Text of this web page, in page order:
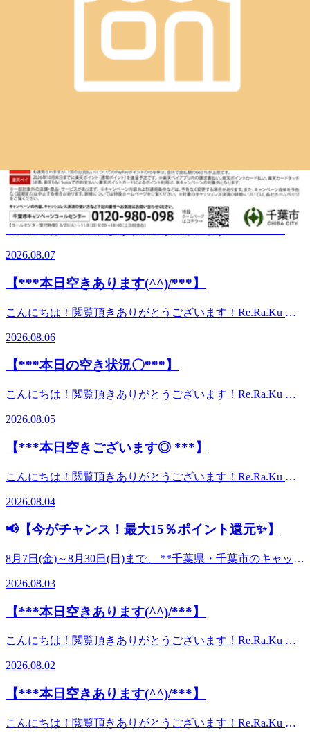
WEB予約する
043-306-1282
最近のブログ
***】本日は11：00～20：00までご予約に空きがございます
◎お疲れの溜まっている方はお休みの間にしっかりと身体を
ほぐすのがおすすめです(^^♪皆様のご来店をお待ちしており
ます(*^^*)【明日の空き状況】11：00～20：00までご案内可
能です♪【出勤スタッフ】窪田・大森・井・香遠です(^^)v引
き続き、お客様の生活に寄り添った健康管理サービスを提供
(*'ω'*) LINE＠ お友達登録募集中(^^)/
ID:@ate0122i**********************************『マッサ
ージより気持ちいい♪』肩甲骨ストレッチ＆ボディケア×コ
歩8分**京成千葉中央駅徒歩5分**千葉モノレール葭川公園駅
20：20）土・日・祝 11：00-20：00（最終受付19：20）【店
6384**********************************#千葉 #千葉中央 #
剥がし #骨盤 #ボディケア #フットケア #ヘッドスパ #メンズ
#三井ガーデンホテル #ミラマーレ #ダイワロイネットホテル
#ホテルサンシティ#ホテルルートイン #東横イン #ベッセル
記でお困りの方にオススメです。#疲れが抜けない #ストレ
ス #だるさ #倦怠感 #不眠#肩コリ #首コリ #目 の疲れ #腰痛 #
2026.08.08
【***本日の空き状況***】
こんにちは！閲覧頂きありがとうございます！Re.Ra.Ku 千
は11：00～21：00まで空き枠ございます皆様のご来店をお待
ちしております(*^^*)【明日の空き状況】11：00～20：00ま
でご案内可能です♪【出勤スタッフ】窪田・大森・井・香遠
ービスを提供して参ります。皆様のご来店、心よりお待ちし
ております！(*'ω'*) LINE＠ お友達登録募集中(^^)/
ID:@ate0122i**********************************『マッサ
ージより気持ちいい♪』肩甲骨ストレッチ＆ボディケア×コ
ミュニケーション*** Re.Ra.Ku千葉中央店 ****ＪＲ千葉駅徒
歩8分**京成千葉中央駅徒歩5分**千葉モノレール葭川公園駅
20：20）土・日・祝 11：00-20：00（最終受付19：20）【店
6384**********************************#千葉 #千葉中央 #
剥がし #骨盤 #ボディケア #フットケア #ヘッドスパ #メンズ
#ホテルサンシティ#ホテルルートイン #東横イン #ベッセル
イン #ホテルリブマックス #銀座商店街#千葉銀行中央支店下
記でお困りの方にオススメです。#疲れが抜けない #ストレ
ス #だるさ #倦怠感 #不眠#肩コリ #首コリ #目 の疲れ #腰痛 #
姿勢 が気になる#足 #冷え #むくみ etc,,,
2026.08.07
【***本日空きあります(^^)/***】
こんにちは！閲覧頂きありがとうございます！Re.Ra.Ku 千
***】本日は11：00～19：00まで予約状況に空きがございま
すので、お身体がお疲れの方は是非ご利用ください。皆様の
ご来店をお待ちしております(*^^*)【明日の空き状況】11：
です(^^)v引き続き、お客様の生活に寄り添った健康管理サ
ービスを提供して参ります。皆様のご来店、心よりお待ちし
ID:@ate0122i**********************************『マッサ
ージより気持ちいい♪』肩甲骨ストレッチ＆ボディケア×コ
ミュニケーション*** Re.Ra.Ku千葉中央店 ****ＪＲ千葉駅徒
徒歩３分*【営業時間】月～金 11：00-21：00（最終受付
舗TEL】043-306-1282【予約専用】042-679-
葭川公園 #マッサージ より気持ちいい #ストレッチ#肩甲骨
#三井ガーデンホテル #ミラマーレ #ダイワロイネットホテル
#ホテルサンシティ#ホテルルートイン #東横イン #ベッセル
イン #ホテルリブマックス #銀座商店街#千葉銀行中央支店下
記でお困りの方にオススメです。#疲れが抜けない #ストレ
ス #だるさ #倦怠感 #不眠#肩コリ #首コリ #目 の疲れ #腰痛 #
姿勢 が気になる#足 #冷え #むくみ etc,,,
2026.08.06
【***本日の空き状況〇***】
こんにちは！閲覧頂きありがとうございます！Re.Ra.Ku 千
日は12：30～19：00まで空き枠ございます。皆様のご来店を
お待ちしております(*^^*)【明日の空き状況】11：00～19：
30までご案内可能です♪【出勤スタッフ】大森・井です
けましたら、フォトギャラリーにて施術の流れやコースの魅
力を載せております。是非ご覧ください(*´ω｀)引き続き、
お客様の生活に寄り添った健康管理サービスを提供して参り
ます。ご来店の際には、下記クーポンをご利用下さい！皆様
のご来店、心よりお待ちしております！(*'ω'*) LINE＠ お友
達登録募集中(^^)/
ージより気持ちいい♪』肩甲骨ストレッチ＆ボディケア×コ
歩8分**京成千葉中央駅徒歩5分**千葉モノレール葭川公園駅
20：20）土・日・祝 11：00-20：00（最終受付19：20）【店
6384**********************************#千葉 #千葉中央 #
葭川公園 #マッサージ より気持ちいい #ストレッチ#肩甲骨
剥がし #骨盤 #ボディケア #フットケア #ヘッドスパ #メンズ
#ホテルサンシティ#ホテルルートイン #東横イン #ベッセル
2026.08.05
【***本日空きございます◎ ***】
こんにちは！閲覧頂きありがとうございます！Re.Ra.Ku 千
***】本日は12：00～18：50までご予約に空きがございます
(^^)/本日も皆様のご来店をお待ちしております(*^^*)【明日
の空き状況】12：30～19：00までご案内可能です♪【出勤ス
り添った健康管理サービスを提供して参ります。皆様のご来
店、心よりお待ちしております！(*'ω'*) LINE＠ お友達登録
ID:@ate0122i**********************************『マッサ
ージより気持ちいい♪』肩甲骨ストレッチ＆ボディケア×コ
ミュニケーション*** Re.Ra.Ku千葉中央店 ****ＪＲ千葉駅徒
徒歩３分*【営業時間】月～金 11：00-21：00（最終受付
舗TEL】043-306-1282【予約専用】042-679-
葭川公園 #マッサージ より気持ちいい #ストレッチ#肩甲骨
2026.08.04
📢【今がチャンス！最大15％ポイント還元✨】
8月7日(金)～8月30日(日)まで、 **千葉県・千葉市のキャッシ
ため、 対象のキャッシュレス決済をご利用いただくと… 🌟
千葉県キャンペーン 最大10％還元 🌟 千葉市キャンペーン 最
大5％還元 **合わせて最大15％ポイント還元！**✨ 肩こり・
ボディケアやドライヘッドスパをお得に受けられるチャンス
です😊 ☆対象キャッシュレス決済 auPAY、ｄ払い、
がない」 「久しぶりに体をほぐしたい」 そんな方も、この
機会にぜひご利用ください♪ 📅 キャンペーン期間 **8月7日
(金)～8月30日(日)** ※予算上限に達した場合は早期終了とな
2026.08.03
【***本日空きあります(^^)/***】
こんにちは！閲覧頂きありがとうございます！Re.Ra.Ku 千
***】本日は16：00～20：00まで予約状況に空きがございま
すので、お身体がお疲れの方は是非ご利用ください。皆様の
ご来店をお待ちしております(*^^*)【明日の空き状況】11：
(^^)v引き続き、お客様の生活に寄り添った健康管理サービ
2026.08.02
【***本日空きあります(^^)/***】
こんにちは！閲覧頂きありがとうございます！Re.Ra.Ku 千